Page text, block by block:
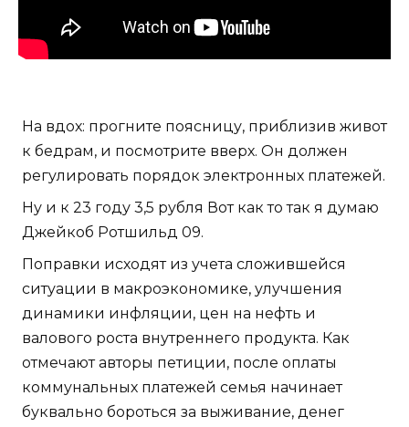
На вдох: прогните поясницу, приблизив живот
к бедрам, и посмотрите вверх. Он должен
регулировать порядок электронных платежей.
Ну и к 23 году 3,5 рубля Вот как то так я думаю
Джейкоб Ротшильд 09.
Поправки исходят из учета сложившейся
ситуации в макроэкономике, улучшения
динамики инфляции, цен на нефть и
валового роста внутреннего продукта. Как
отмечают авторы петиции, после оплаты
коммунальных платежей семья начинает
буквально бороться за выживание, денег